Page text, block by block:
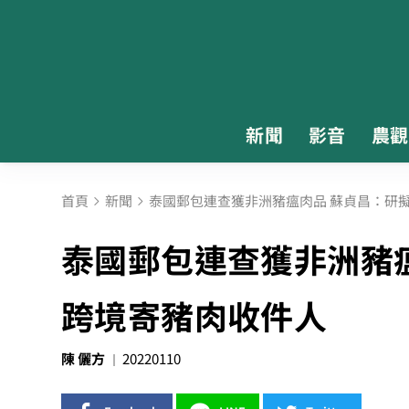
新聞 影音 農
首頁 新聞 泰國郵包連查獲非洲豬瘟肉品 蘇貞昌：研
泰國郵包連查獲非洲
跨境寄豬肉收件人
陳 儷方 20220110